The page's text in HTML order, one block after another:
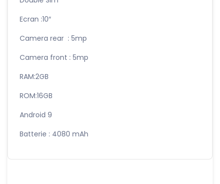
Ecran :10″
Camera rear : 5mp
Camera front : 5mp
RAM:2GB
ROM:16GB
Android 9
Batterie : 4080 mAh